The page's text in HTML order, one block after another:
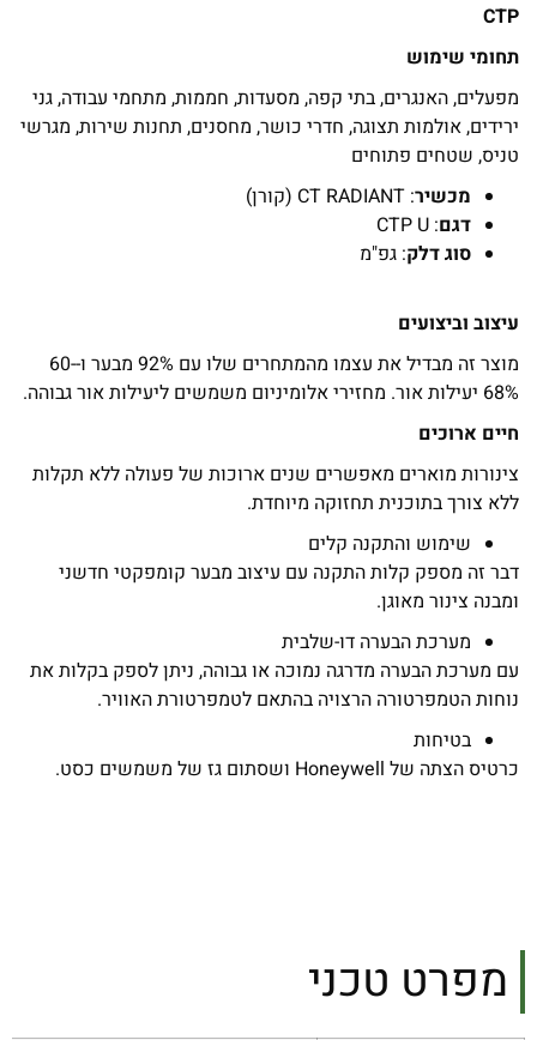
CTP
תחומי שימוש
מפעלים, האנגרים, בתי קפה, מסעדות, חממות, מתחמי עבודה, גני
ירידים, אולמות תצוגה, חדרי כושר, מחסנים, תחנות שירות, מגרשי
טניס, שטחים פתוחים
מכשיר: CT RADIANT (קורן)
דגם: CTP U
סוג דלק: גפ"מ
עיצוב וביצועים
מוצר זה מבדיל את עצמו מהמתחרים שלו עם 92% מבער ו-60-
68% יעילות אור. מחזירי אלומיניום משמשים ליעילות אור גבוהה.
חיים ארוכים
צינורות מוארים מאפשרים שנים ארוכות של פעולה ללא תקלות
ללא צורך בתוכנית תחזוקה מיוחדת.
שימוש והתקנה קלים
דבר זה מספק קלות התקנה עם עיצוב מבער קומפקטי חדשני
ומבנה צינור מאוגן.
מערכת הבערה דו-שלבית
עם מערכת הבערה מדרגה נמוכה או גבוהה, ניתן לספק בקלות את
נוחות הטמפרטורה הרצויה בהתאם לטמפרטורת האוויר.
בטיחות
כרטיס הצתה של Honeywell ושסתום גז של משמשים כסט.
מפרט טכני